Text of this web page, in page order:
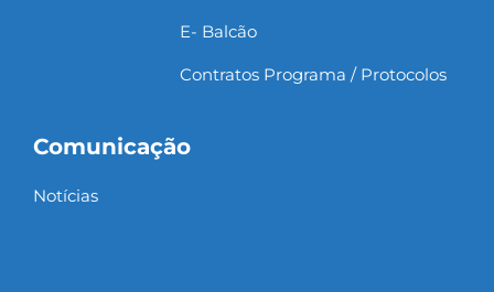
E- Balcão
Contratos Programa / Protocolos
Comunicação
Notícias